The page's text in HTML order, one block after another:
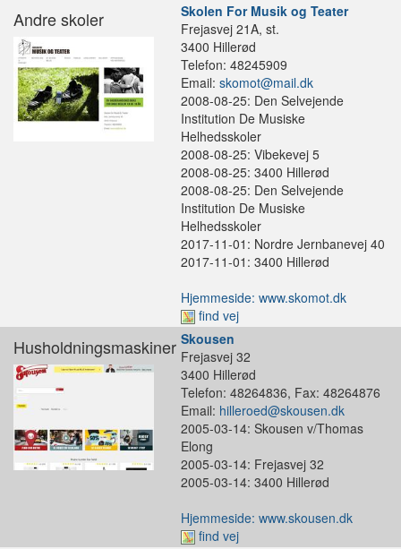
Andre skoler
Skolen For Musik og Teater
Frejasvej 21A, st.
3400 Hillerød
Telefon: 48245909
Email: skomot@mail.dk
2008-08-25: Den Selvejende
Institution De Musiske
Helhedsskoler
2008-08-25: Vibekevej 5
2008-08-25: 3400 Hillerød
2008-08-25: Den Selvejende
Institution De Musiske
Helhedsskoler
2017-11-01: Nordre Jernbanevej 40
2017-11-01: 3400 Hillerød
Hjemmeside: www.skomot.dk
find vej
Husholdningsmaskiner Skousen
Frejasvej 32
3400 Hillerød
Telefon: 48264836, Fax: 48264876
Email: hilleroed@skousen.dk
2005-03-14: Skousen v/Thomas
Elong
2005-03-14: Frejasvej 32
2005-03-14: 3400 Hillerød
Hjemmeside: www.skousen.dk
find vej